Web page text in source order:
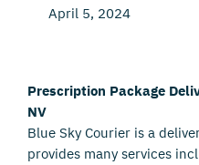
April 5, 2024
Prescription Package
NV
Blue Sky Courier is a
provides many services